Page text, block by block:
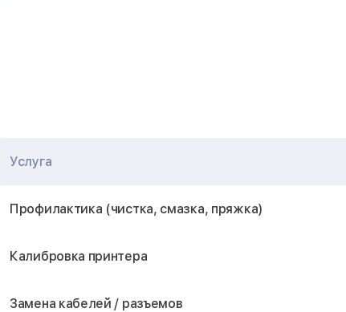
Услуга
Профилактика (чистка, смазка, пряжка)
Калибровка принтера
Замена кабелей / разъемов